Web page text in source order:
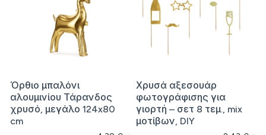
Όρθιο μπαλόνι
αλουμινίου Τάρανδος
χρυσό, μεγάλο 124x80
cm
Χρυσά αξεσουάρ
φωτογράφισης για
γιορτή – σετ 8 τεμ., mix
μοτίβων, DIY